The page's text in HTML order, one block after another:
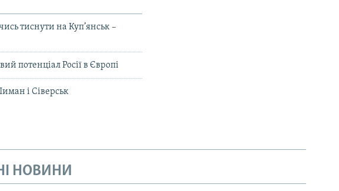
тиснути на Куп’янськ –
потенціал Росії в Європі
і Сіверськ
НОВИНИ